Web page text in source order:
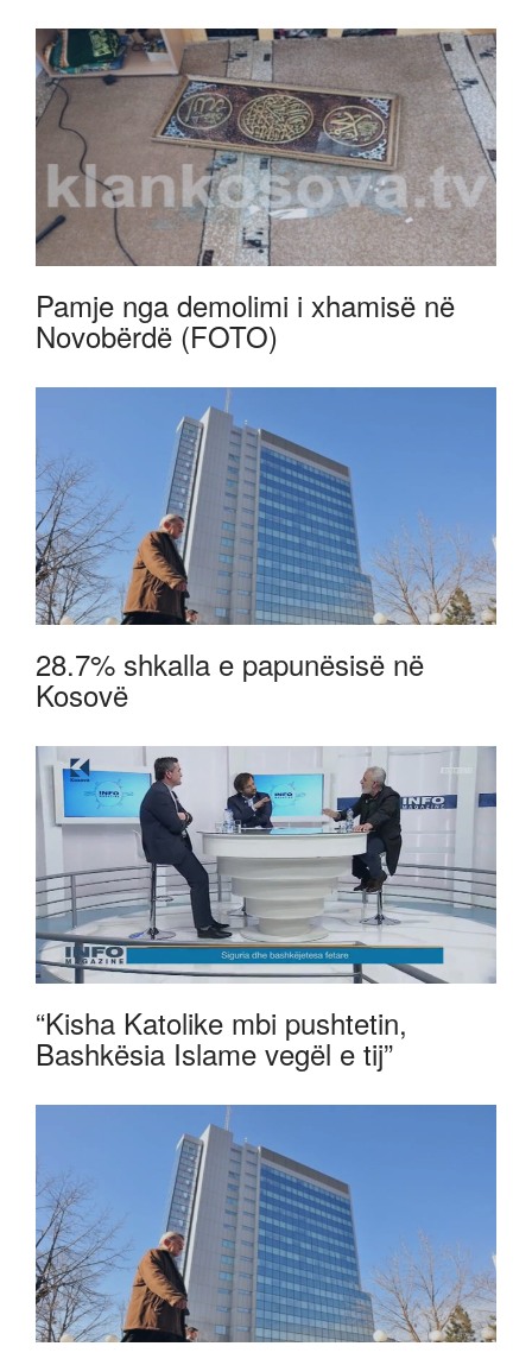
Pamje nga demolimi i xhamisë në
Novobërdë (FOTO)
28.7% shkalla e papunësisë në
Kosovë
“Kisha Katolike mbi pushtetin,
Bashkësia Islame vegël e tij”